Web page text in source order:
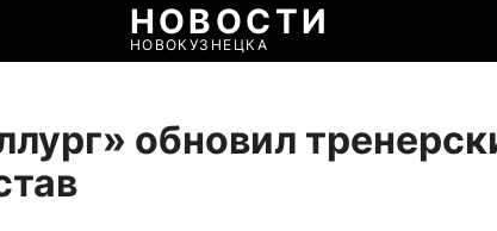
НОВОСТИ
НОВОКУЗНЕЦКА
обновил